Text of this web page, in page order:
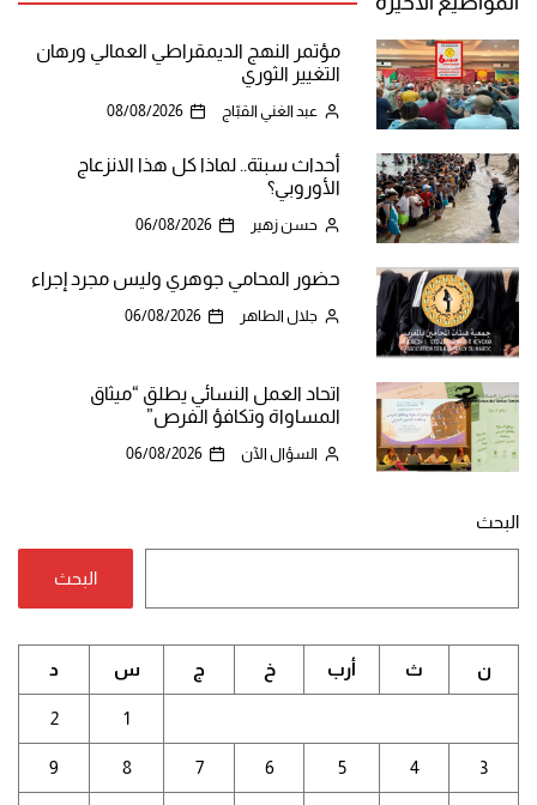
مؤتمر النهج الديمقراطي العمالي ورهان
التغيير الثوري
عبد الغني القبّاج 08/08/2026
أحداث سبتة.. لماذا كل هذا الانزعاج
الأوروبي؟
حسن زهير 06/08/2026
حضور المحامي جوهري وليس مجرد إجراء
جلال الطاهر 06/08/2026
اتحاد العمل النسائي يطلق “ميثاق
المساواة وتكافؤ الفرص”
السؤال الآن 06/08/2026
البحث
البحث
ن ث أرب خ ج س د
1
2
3
4
5
6
7
8
9